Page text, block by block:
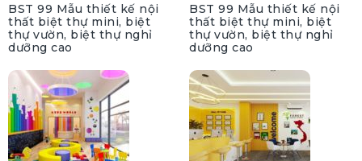
BST 99 Mẫu thiết kế nội
thất biệt thự mini, biệt
thự vườn, biệt thự nghỉ
dưỡng cao
BST 99 Mẫu thiết kế nội
thất biệt thự mini, biệt
thự vườn, biệt thự nghỉ
dưỡng cao